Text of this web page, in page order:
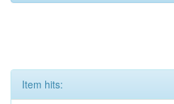
Item hits: